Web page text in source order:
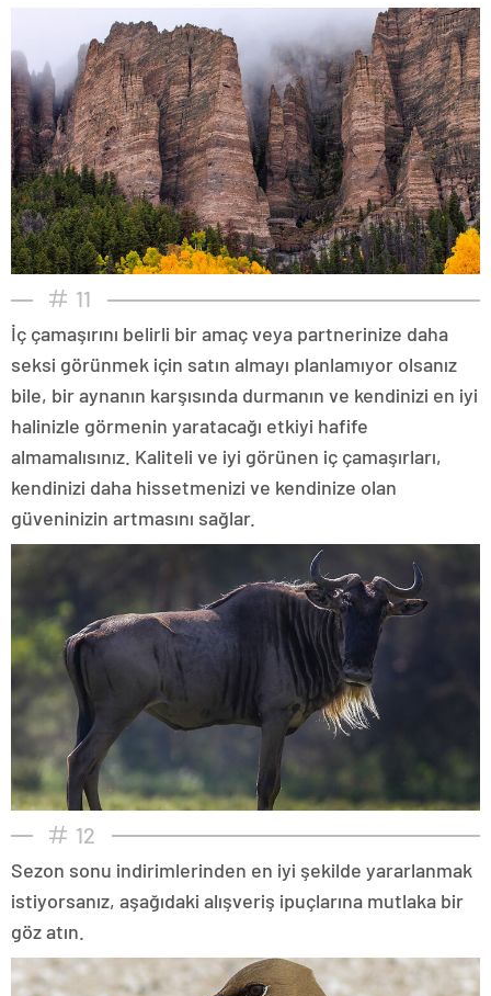
11
İç çamaşırını belirli bir amaç veya partnerinize daha
seksi görünmek için satın almayı planlamıyor olsanız
bile, bir aynanın karşısında durmanın ve kendinizi en iyi
halinizle görmenin yaratacağı etkiyi hafife
almamalısınız. Kaliteli ve iyi görünen iç çamaşırları,
kendinizi daha hissetmenizi ve kendinize olan
güveninizin artmasını sağlar.
12
Sezon sonu indirimlerinden en iyi şekilde yararlanmak
istiyorsanız, aşağıdaki alışveriş ipuçlarına mutlaka bir
göz atın.